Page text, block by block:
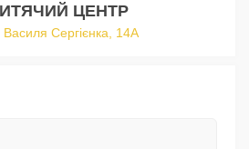
ЦЕНТР
Сергієнка, 14А